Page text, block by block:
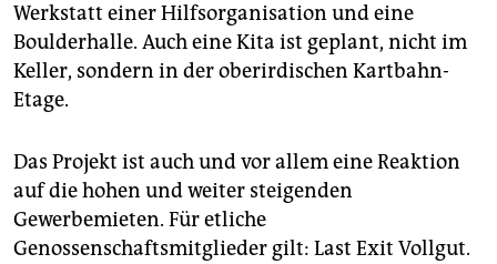
Werkstatt einer Hilfsorganisation und eine
Boulderhalle. Auch eine Kita ist geplant, nicht im
Keller, sondern in der oberirdischen Kartbahn-
Etage.
Das Projekt ist auch und vor allem eine Reaktion
auf die hohen und weiter steigenden
Gewerbemieten. Für etliche
Genossenschaftsmitglieder gilt: Last Exit Vollgut.